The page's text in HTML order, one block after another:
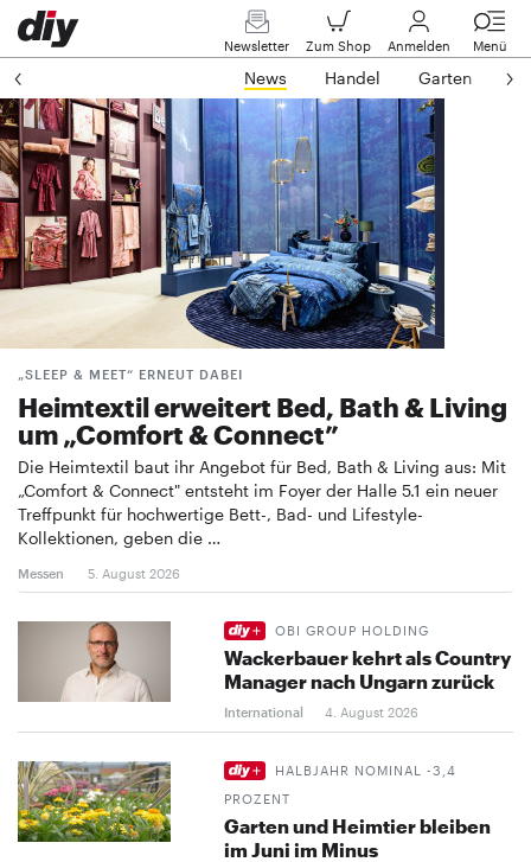
Newsletter Zum Shop Anmelden Menü
News Handel Garten
„SLEEP & MEET“ ERNEUT DABEI
Heimtextil erweitert Bed, Bath & Living
um „Comfort & Connect”
Die Heimtextil baut ihr Angebot für Bed, Bath & Living aus: Mit
„Comfort & Connect" entsteht im Foyer der Halle 5.1 ein neuer
Treffpunkt für hochwertige Bett-, Bad- und Lifestyle-
Kollektionen, geben die …
Messen 5. August 2026
OBI GROUP HOLDING
Wackerbauer kehrt als Country
Manager nach Ungarn zurück
International 4. August 2026
HALBJAHR NOMINAL -3,4
PROZENT
Garten und Heimtier bleiben
im Juni im Minus